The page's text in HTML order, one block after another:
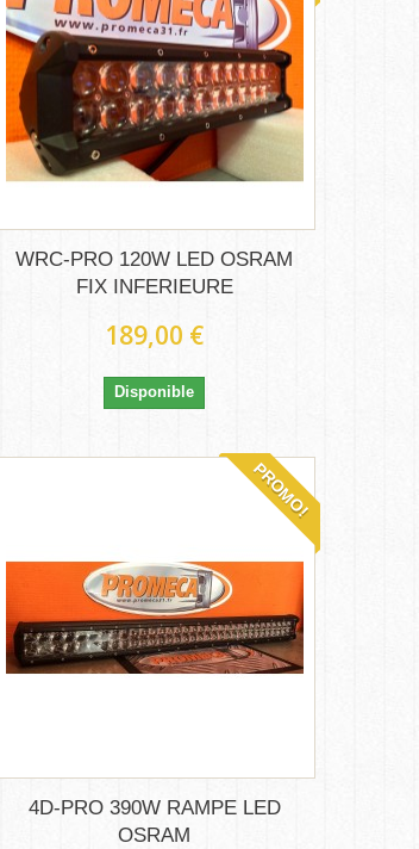
WRC-PRO 120W LED OSRAM
FIX INFERIEURE
189,00 €
Disponible
PROMO!
4D-PRO 390W RAMPE LED
OSRAM